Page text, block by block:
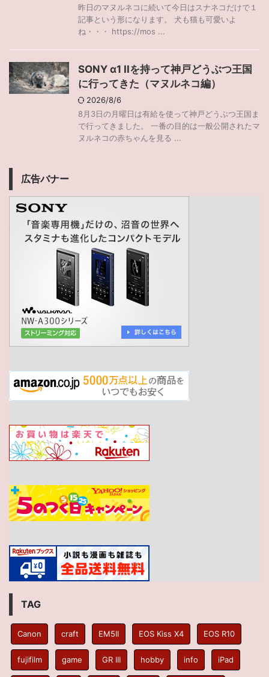
昨日のマヌルネコに続いて今日はスナネコだけで１
記事という形になります。 犬も猫も可愛いよ
ね・・・ https://mos ...
SONY α1 IIを持って神戸どうぶつ王国
に行ってきた（マヌルネコ編）
2026/8/6
8月3日の月曜日は有給を使って神戸どうぶつ王国ま
で行ってきました。 一番の目的は一般公開されたマ
ヌルネコの赤ちゃんを見る ...
広告バナー
TAG
Canon craft EM5II EOS Kiss X4 EOS R10
fujifilm game GR III hobby info iPad